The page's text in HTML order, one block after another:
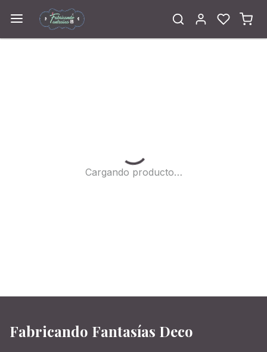
Cargando...
Cargando producto…
Fabricando Fantasías Deco